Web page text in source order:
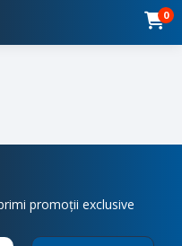
0
promoții exclusive